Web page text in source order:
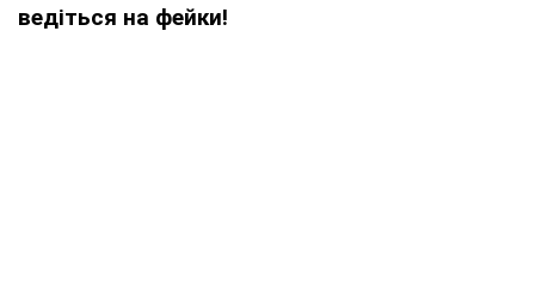
ведіться на фейки!